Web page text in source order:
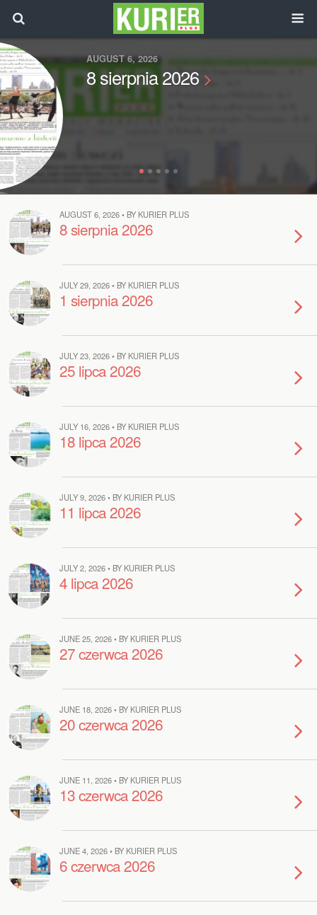
AUGUST 6, 2026
8 sierpnia 2026
AUGUST 6, 2026 • BY KURIER PLUS
8 sierpnia 2026
JULY 29, 2026 • BY KURIER PLUS
1 sierpnia 2026
JULY 23, 2026 • BY KURIER PLUS
25 lipca 2026
JULY 16, 2026 • BY KURIER PLUS
18 lipca 2026
JULY 9, 2026 • BY KURIER PLUS
11 lipca 2026
JULY 2, 2026 • BY KURIER PLUS
4 lipca 2026
JUNE 25, 2026 • BY KURIER PLUS
27 czerwca 2026
JUNE 18, 2026 • BY KURIER PLUS
20 czerwca 2026
JUNE 11, 2026 • BY KURIER PLUS
13 czerwca 2026
JUNE 4, 2026 • BY KURIER PLUS
6 czerwca 2026